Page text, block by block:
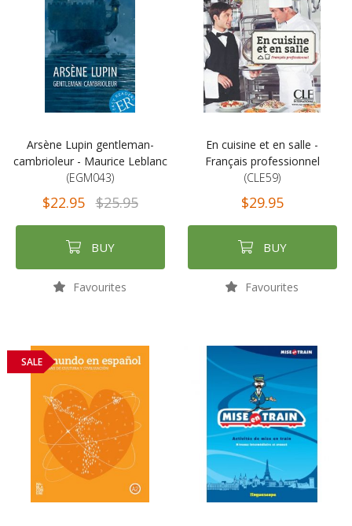
Arsène Lupin gentleman-
cambrioleur - Maurice Leblanc
(EGM043)
$22.95 $25.95
BUY
Favourites
En cuisine et en salle -
Français professionnel
(CLE59)
$29.95
BUY
Favourites
SALE